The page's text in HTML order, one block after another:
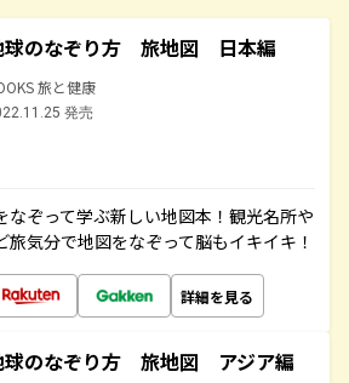
球のなぞり方 旅地図 日本編
旅と健康
発売
なぞって学ぶ新しい地図本！観光名所や
気分で地図をなぞって脳もイキイキ！
詳細を見る
球のなぞり方 旅地図 アジア編